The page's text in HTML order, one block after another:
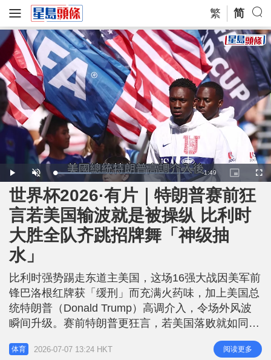
繁 简
P
l
a
y
U
n
m
u
t
e
L
o
d
e
:
2
7
2
1
R
e
m
a
i
n
-1:49
P
i
c
t
r
e
r
e
F
u
世界杯2026·有片｜特朗普赛前狂
言若美国输波就是被操纵 比利时
大胜全队齐跳招牌舞「神级抽
水」
比利时强势踢走东道主美国，这场16强大战因美军前
锋巴洛根红牌获「缓刑」而充满火药味，加上美国总
统特朗普（Donald Trump）高调介入，令场外风波
瞬间升级。赛前特朗普更狂言，若美国落败就如同
「2020年大选般被操纵」。面对美方的连番挑衅，比
利时不仅以4:1强势KO对手，一众「欧洲红魔」球员
体育 2026-07-07 13:24 HKT 阅读更多